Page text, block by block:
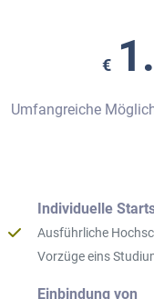
€
Umfangreiche
Individuelle
Ausführliche
Vorzüge eins
Einbindung von